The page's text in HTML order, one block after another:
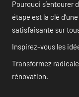
Pourquoi s’entourer
étape est la clé
satisfaisante sur
Inspirez-vous les
Transformez
rénovation.